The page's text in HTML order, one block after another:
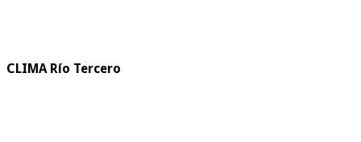
CLIMA Río Tercero